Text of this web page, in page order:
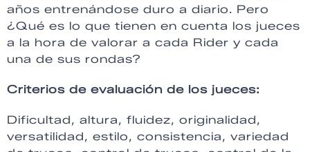
años entrenándose duro a diario. Pero
¿Qué es lo que tienen en cuenta los jueces
a la hora de valorar a cada Rider y cada
una de sus rondas?
Criterios de evaluación de los jueces:
Dificultad, altura, fluidez, originalidad,
versatilidad, estilo, consistencia, variedad